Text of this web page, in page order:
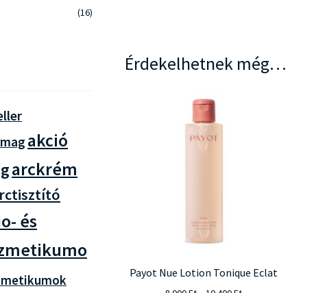
Érdekelhetnek még…
Payot Nue Lotion Tonique Eclat
(16)
akció
arckrém
és